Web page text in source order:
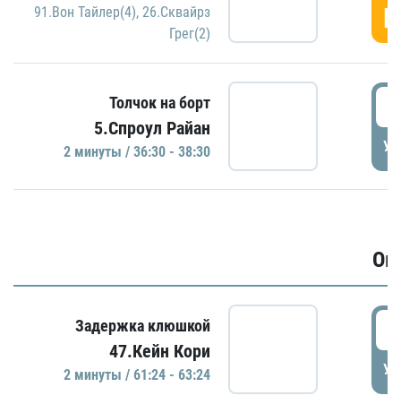
91.Вон Тайлер(4), 26.Сквайрз
Грег(2)
Толчок на борт
5.Спроул Райан
2 минуты / 36:30 - 38:30
Задержка клюшкой
47.Кейн Кори
2 минуты / 61:24 - 63:24